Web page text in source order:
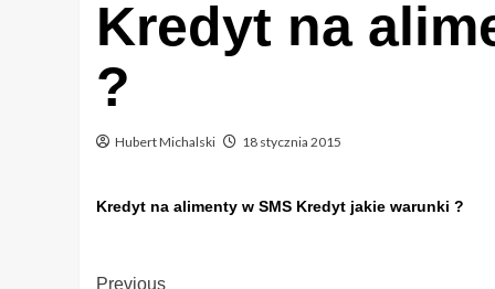
Kredyt na
?
Hubert Michalski 18 stycznia 2015
Kredyt na alimenty w SMS Kredyt jakie warunki ?
Previous